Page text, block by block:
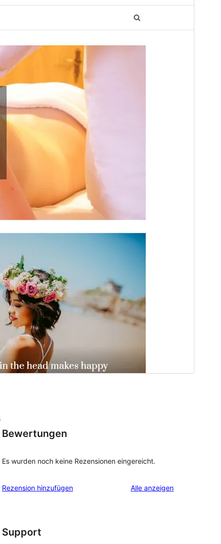
15. Juli 2020
PHP-Version
Theme-Homepage
Bewertungen
Es wurden noch keine Rezensionen eingereicht.
Rezension hinzufügen Alle Rezensionen
anzeigen
Support